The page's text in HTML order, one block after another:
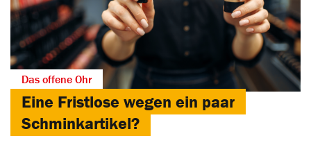
Das offene Ohr
Eine Fristlose wegen ein paar
Schminkartikel?